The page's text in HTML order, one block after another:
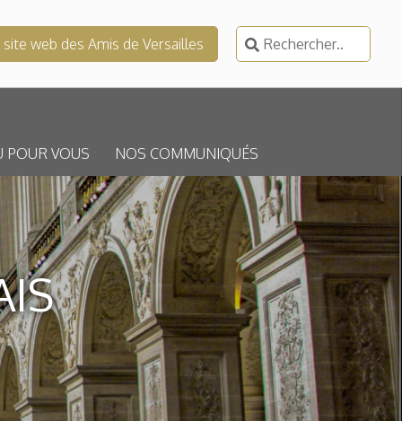
web des Amis de Versailles
Rechercher :
POUR VOUS NOS COMMUNIQUÉS